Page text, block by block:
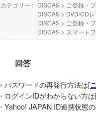
カテゴリー : DISCAS > ご登録・
DISCAS > DVD/CD
DISCAS > ご登録・
DISCAS > スマート
回答
・パスワードの再発行方法は[
・ログインIDがわからない方
・Yahoo! JAPAN ID連携状態